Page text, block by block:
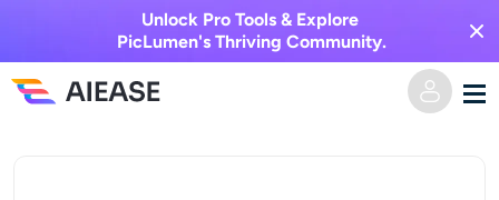
Unlock Pro Tools & Explore
PicLumen's Thriving Community.